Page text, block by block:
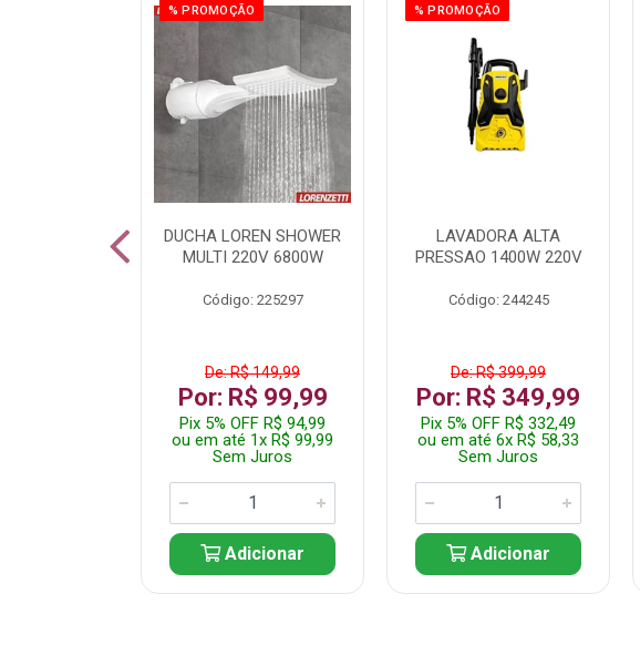
% PROMOÇÃO
DUCHA LOREN SHOWER
MULTI 220V 6800W
Código: 225297
De: R$ 149,99
Por: R$ 99,99
Pix 5% OFF R$ 94,99
ou em até 1x R$ 99,99
Sem Juros
Adicionar
% PROMOÇÃO
LAVADORA ALTA
PRESSAO 1400W 220V
Código: 244245
De: R$ 399,99
Por: R$ 349,99
Pix 5% OFF R$ 332,49
ou em até 6x R$ 58,33
Sem Juros
Adicionar